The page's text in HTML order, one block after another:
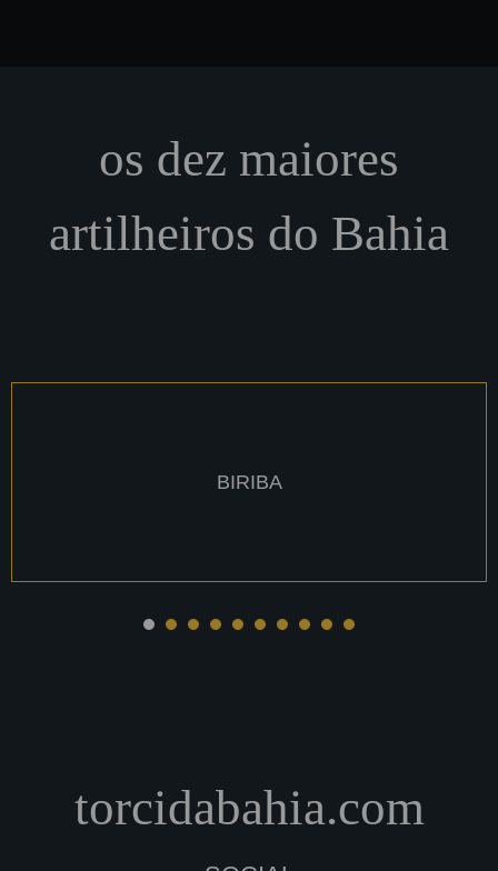
os dez maiores
artilheiros do Bahia
BIRIBA
torcidabahia.com